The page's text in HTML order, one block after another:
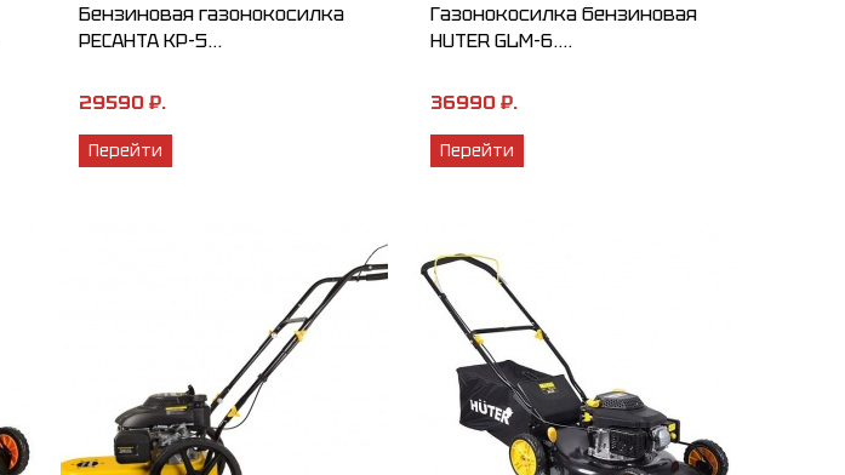
Бензиновая газонокосилка
РЕСАНТА КР-5...
29590 ₽.
Перейти
Газонокосилка бензиновая
HUTER GLM-6....
36990 ₽.
Перейти